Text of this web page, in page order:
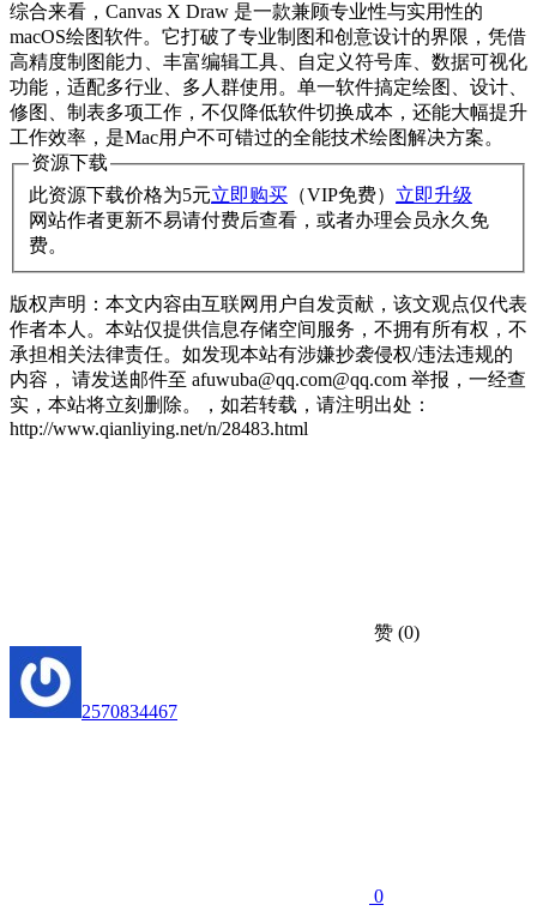
综合来看，Canvas X Draw 是一款兼顾专业性与实用性的
macOS绘图软件。它打破了专业制图和创意设计的界限，凭借
高精度制图能力、丰富编辑工具、自定义符号库、数据可视化
功能，适配多行业、多人群使用。单一软件搞定绘图、设计、
修图、制表多项工作，不仅降低软件切换成本，还能大幅提升
工作效率，是Mac用户不可错过的全能技术绘图解决方案。
资源下载
此资源下载价格为5元立即购买 （VIP免费） 立即升级
网站作者更新不易请付费后查看，或者办理会员永久免
费。
版权声明：本文内容由互联网用户自发贡献，该文观点仅代表
作者本人。本站仅提供信息存储空间服务，不拥有所有权，不
承担相关法律责任。如发现本站有涉嫌抄袭侵权/违法违规的
内容， 请发送邮件至 afuwuba@qq.com@qq.com 举报，一经查
实，本站将立刻删除。，如若转载，请注明出处：
http://www.qianliying.net/n/28483.html
赞 (0)
2570834467
0